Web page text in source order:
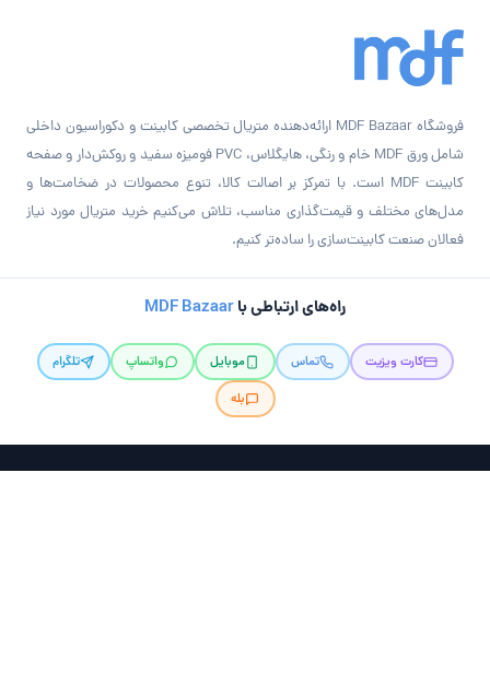
فروشگاه MDF Bazaar ارائه‌دهنده متریال تخصصی کابینت و دکوراسیون داخلی
شامل ورق MDF خام و رنگی، هایگلاس، PVC فومیزه سفید و روکش‌دار و صفحه
کابینت MDF است. با تمرکز بر اصالت کالا، تنوع محصولات در ضخامت‌ها و
مدل‌های مختلف و قیمت‌گذاری مناسب، تلاش می‌کنیم خرید متریال مورد نیاز
فعالان صنعت کابینت‌سازی را ساده‌تر کنیم.
راه‌های ارتباطی باMDF Bazaar
کارت ویزیت تماس موبایل واتساپ
تلگرام
بله